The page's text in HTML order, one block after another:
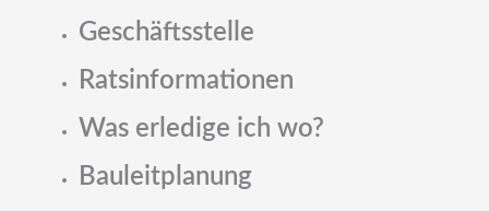
Geschäftsstelle
Ratsinformationen
Was erledige ich wo?
Bauleitplanung